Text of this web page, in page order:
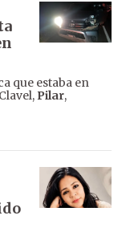
que estaba en
Pilar,